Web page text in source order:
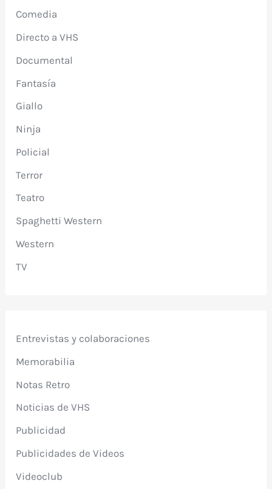
Comedia
Directo a VHS
Documental
Fantasía
Giallo
Ninja
Policial
Terror
Teatro
Spaghetti Western
Western
TV
Entrevistas y colaboraciones
Memorabilia
Notas Retro
Noticias de VHS
Publicidad
Publicidades de Videos
Videoclub